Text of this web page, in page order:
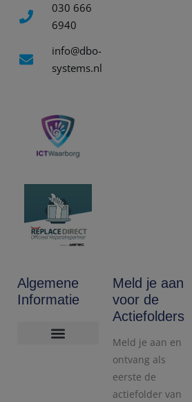
030 666
6940
info@dbo-
systems.nl
Algemene
Informatie
Meld je aan
voor de
Actiefolders
Meld je aan en
ontvang als
eerste de
actiefolder van